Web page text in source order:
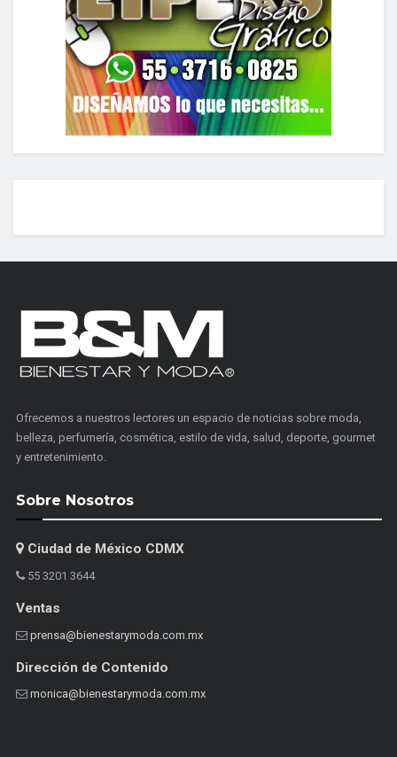
Ofrecemos a nuestros lectores un espacio de noticias sobre moda,
belleza, perfumería, cosmética, estilo de vida, salud, deporte, gourmet
y entretenimiento.
Sobre Nosotros
Ciudad de México CDMX
55 3201 3644
Ventas
prensa@bienestarymoda.com.mx
Dirección de Contenido
monica@bienestarymoda.com.mx